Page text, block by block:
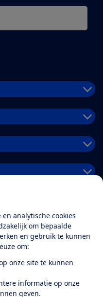
analytische cookies
om bepaalde
en gebruik te kunnen
om:
onze site te kunnen
informatie op onze
geven.
Privacyverklaring